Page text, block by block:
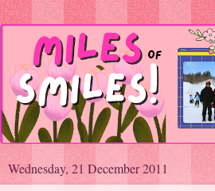
Wednesday, 21 December 2011